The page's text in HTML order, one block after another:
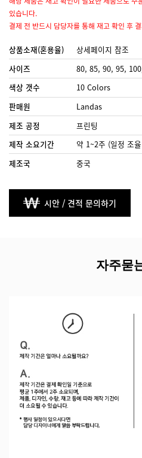
있습니다.
결제 전 반드시 담당자를 통해 재고 확인 후
상품소재(혼용율)
상세페이지 참조
사이즈
80, 85, 90, 95,
색상 갯수
10 Colors
판매원
Landas
제조 공정
프린팅
제작 소요기간
약 1~2주 (일정 조
제조국
중국
시안 / 견적 문의하기
자주묻